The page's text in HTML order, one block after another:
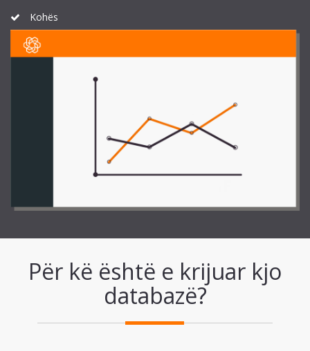
Kohës
Për kë është e krijuar kjo
databazë?